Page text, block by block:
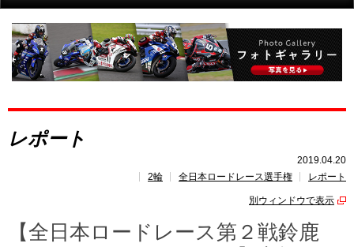
トップ
全日本ロードレース選手権とは?
レポート
速報
ポイントランキング
レポート
2019.04.20
2輪
全日本ロードレース選手権 レポート
別ウィンドウで表示
【全日本ロードレース第２戦鈴鹿